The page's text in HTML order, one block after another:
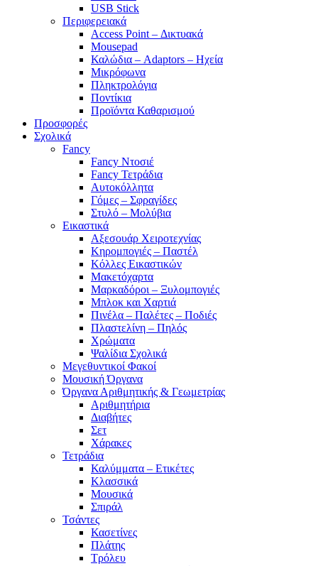
USB Stick
Περιφερειακά
Access Point – Δικτυακά
Mousepad
Καλώδια – Adaptors – Ηχεία
Μικρόφωνα
Πληκτρολόγια
Ποντίκια
Προϊόντα Καθαρισμού
Προσφορές
Σχολικά
Fancy
Fancy Ντοσιέ
Fancy Τετράδια
Αυτοκόλλητα
Γόμες – Σφραγίδες
Στυλό – Μολύβια
Εικαστικά
Αξεσουάρ Χειροτεχνίας
Κηρομπογιές – Παστέλ
Κόλλες Εικαστικών
Μακετόχαρτα
Μαρκαδόροι – Ξυλομπογιές
Μπλοκ και Χαρτιά
Πινέλα – Παλέτες – Ποδιές
Πλαστελίνη – Πηλός
Χρώματα
Ψαλίδια Σχολικά
Μεγεθυντικοί Φακοί
Μουσική Όργανα
Όργανα Αριθμητικής & Γεωμετρίας
Αριθμητήρια
Διαβήτες
Σετ
Χάρακες
Τετράδια
Καλύμματα – Ετικέτες
Κλασσικά
Μουσικά
Σπιράλ
Τσάντες
Κασετίνες
Πλάτης
Τρόλευ